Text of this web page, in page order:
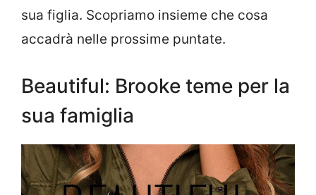
sua figlia. Scopriamo insieme che cosa
accadrà nelle prossime puntate.
Beautiful: Brooke teme per la
sua famiglia